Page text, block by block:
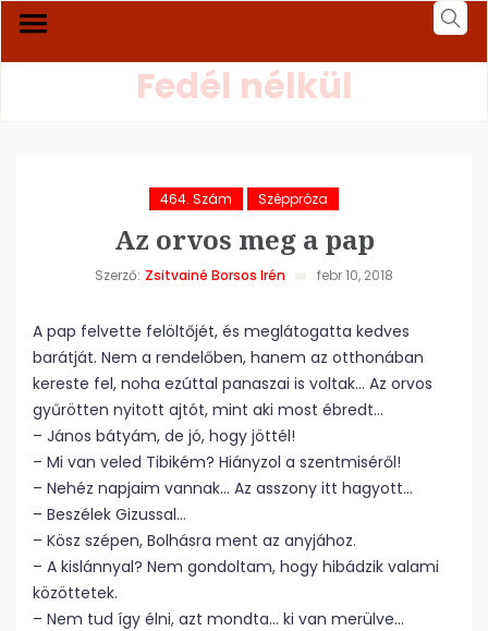
Fedél nélkül
464. Szám Széppróza
Az orvos meg a pap
Szerző: Zsitvainé Borsos Irén febr 10, 2018
A pap felvette felöltőjét, és meglátogatta kedves
barátját. Nem a rendelőben, hanem az otthonában
kereste fel, noha ezúttal panaszai is voltak… Az orvos
gyűrötten nyitott ajtót, mint aki most ébredt…
– János bátyám, de jó, hogy jöttél!
– Mi van veled Tibikém? Hiányzol a szentmiséről!
– Nehéz napjaim vannak… Az asszony itt hagyott…
– Beszélek Gizussal…
– Kösz szépen, Bolhásra ment az anyjához.
– A kislánnyal? Nem gondoltam, hogy hibádzik valami
közöttetek.
– Nem tud így élni, azt mondta… ki van merülve…